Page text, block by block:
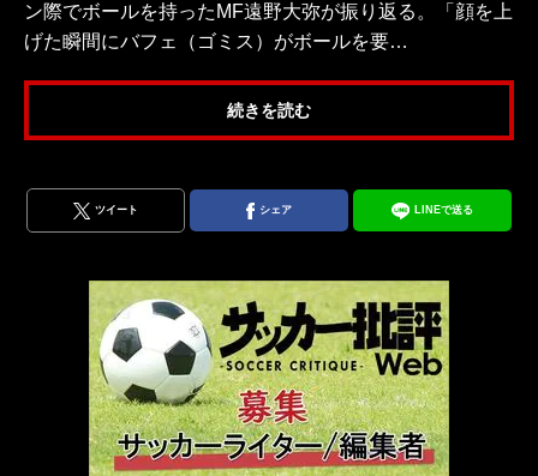
ン際でボールを持ったMF遠野大弥が振り返る。「顔を上
げた瞬間にバフェ（ゴミス）がボールを要…
続きを読む
ツイート シェア LINEで送る